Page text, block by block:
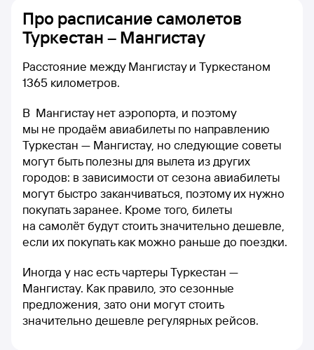
Про расписание самолетов
Туркестан – Мангистау
Расстояние между Мангистау и Туркестаном
1365 километров.
В Мангистау нет аэропорта, и поэтому
мы не продаём авиабилеты по направлению
Туркестан — Мангистау, но следующие советы
могут быть полезны для вылета из других
городов: в зависимости от сезона авиабилеты
могут быстро заканчиваться, поэтому их нужно
покупать заранее. Кроме того, билеты
на самолёт будут стоить значительно дешевле,
если их покупать как можно раньше до поездки.
Иногда у нас есть чартеры Туркестан —
Мангистау. Как правило, это сезонные
предложения, зато они могут стоить
значительно дешевле регулярных рейсов.